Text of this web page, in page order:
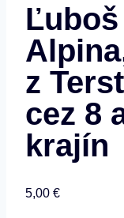
z
cez 8
krajín
5,00 €